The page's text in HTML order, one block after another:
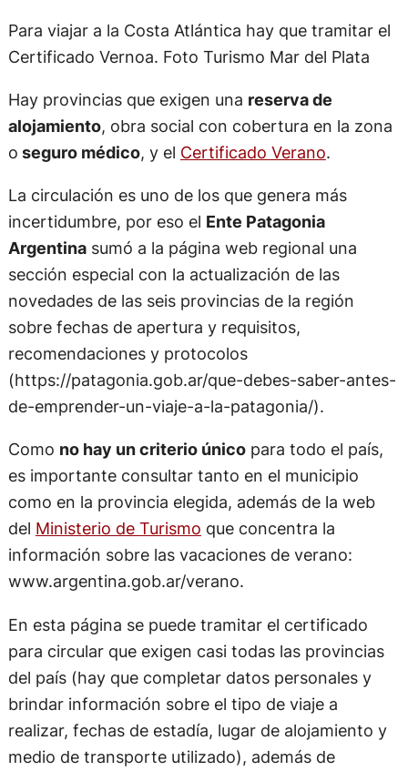
Para viajar a la Costa Atlántica hay que tramitar el
Certificado Vernoa. Foto Turismo Mar del Plata
Hay provincias que exigen una reserva de
alojamiento, obra social con cobertura en la zona
o seguro médico, y el Certificado Verano.
La circulación es uno de los que genera más
incertidumbre, por eso el Ente Patagonia
Argentinasumó a la página web regional una
sección especial con la actualización de las
novedades de las seis provincias de la región
sobre fechas de apertura y requisitos,
recomendaciones y protocolos
(https://patagonia.gob.ar/que-debes-saber-antes-
de-emprender-un-viaje-a-la-patagonia/).
Como no hay un criterio únicopara todo el país,
es importante consultar tanto en el municipio
como en la provincia elegida, además de la web
del Ministerio de Turismo que concentra la
información sobre las vacaciones de verano:
www.argentina.gob.ar/verano.
En esta página se puede tramitar el certificado
para circular que exigen casi todas las provincias
del país (hay que completar datos personales y
brindar información sobre el tipo de viaje a
realizar, fechas de estadía, lugar de alojamiento y
medio de transporte utilizado), además de